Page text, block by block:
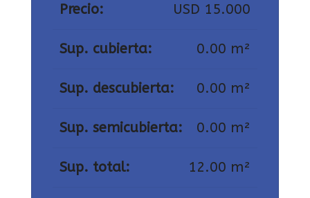
Precio: USD 15.000
Sup. cubierta: 0.00 m²
Sup. descubierta: 0.00 m²
Sup. semicubierta: 0.00 m²
Sup. total: 12.00 m²